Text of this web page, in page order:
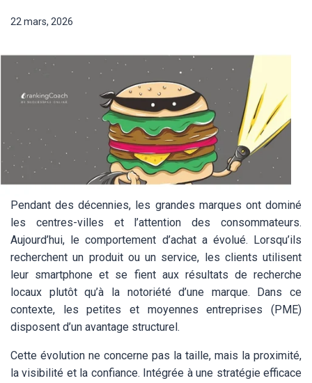
Français
22 mars, 2026
Pendant des décennies, les grandes marques ont dominé
les centres-villes et l’attention des consommateurs.
Aujourd’hui, le comportement d’achat a évolué. Lorsqu’ils
recherchent un produit ou un service, les clients utilisent
leur smartphone et se fient aux résultats de recherche
locaux plutôt qu’à la notoriété d’une marque. Dans ce
contexte, les petites et moyennes entreprises (PME)
disposent d’un avantage structurel.
Cette évolution ne concerne pas la taille, mais la proximité,
la visibilité et la confiance. Intégrée à une stratégie efficace